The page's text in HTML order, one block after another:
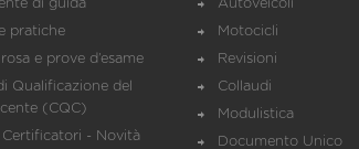
di guida
pratiche
e prove d’esame
Qualificazione del
(CQC)
Certificatori - Novità
Autoveicoli
Motocicli
Revisioni
Collaudi
Modulistica
Documento Unico